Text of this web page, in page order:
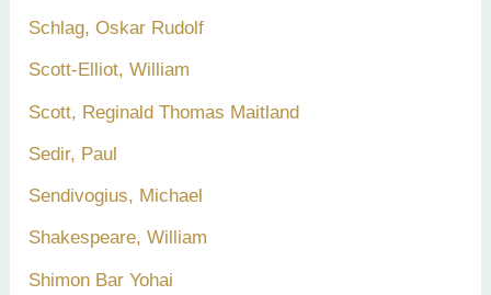
Schlag, Oskar Rudolf
Scott-Elliot, William
Scott, Reginald Thomas Maitland
Sedir, Paul
Sendivogius, Michael
Shakespeare, William
Shimon Bar Yohai